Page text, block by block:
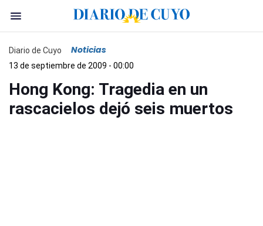
Diario de Cuyo Noticias
13 de septiembre de 2009 - 00:00
Hong Kong: Tragedia en un
rascacielos dejó seis muertos